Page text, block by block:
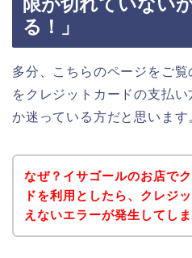
る！」
多分、こちらのページをご
をクレジットカードの支払
か迷っている方だと思います
なぜ？イサゴールのお店で
ドを利用としたら、クレジ
えないエラーが発生してしま